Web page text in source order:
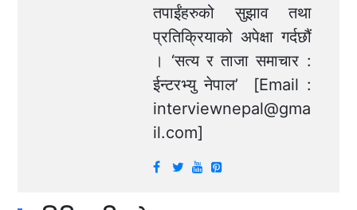
तपाईंहरुको सुझाव तथा
प्रतिक्रियाको अपेक्षा गर्दछौं
। ‘सत्य र ताजा समाचार :
ईन्टरभ्यु नेपाल’ [Email :
interviewnepal@gma
il.com]